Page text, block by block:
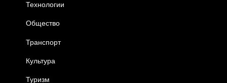
Технологии
Общество
Транспорт
Культура
Туризм